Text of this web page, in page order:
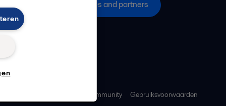
All offices and partners
Richtlijnen voor de community Gebruiksvoorwaarden